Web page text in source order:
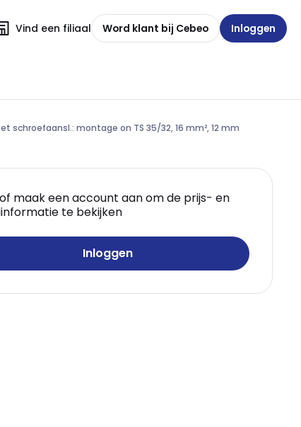
Vind een filiaal Word klant bij Cebeo Inloggen
schroefaansl.: montage on TS 35/32, 16 mm², 12 mm
of maak een account aan om de prijs- en
te bekijken
Inloggen